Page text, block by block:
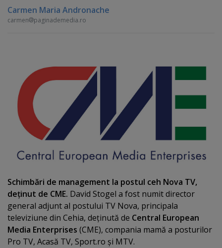
Carmen Maria Andronache
carmen paginademedia.ro
Schimbări de management la postul ceh Nova TV,
deţinut de CME. David Stogel a fost numit director
general adjunt al postului TV Nova, principala
televiziune din Cehia, deţinută de Central European
Media Enterprises (CME), compania mamă a posturilor
Pro TV, Acasă TV, Sport.ro şi MTV.